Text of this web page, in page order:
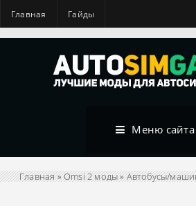
Главная Гайды
Меню сайта
Главная»Omsi 2 моды»Автобусы/